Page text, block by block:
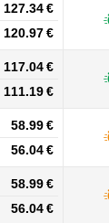
127.34 €
120.97 €
117.04 €
111.19 €
58.99 €
56.04 €
58.99 €
56.04 €